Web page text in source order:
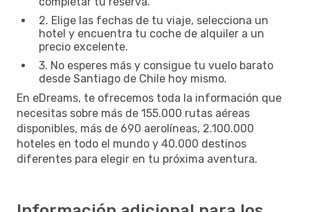
2. Elige las fechas de tu viaje, selecciona un
hotel y encuentra tu coche de alquiler a un
precio excelente.
3. No esperes más y consigue tu vuelo barato
desde Santiago de Chile hoy mismo.
En eDreams, te ofrecemos toda la información que
necesitas sobre más de 155.000 rutas aéreas
disponibles, más de 690 aerolíneas, 2.100.000
hoteles en todo el mundo y 40.000 destinos
diferentes para elegir en tu próxima aventura.